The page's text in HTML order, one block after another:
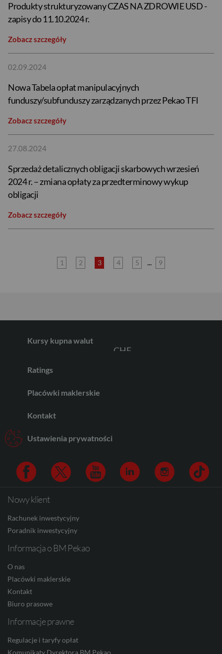
Produkty strukturyzowany CZAS NA ZDROWIE USD -
zapisy do 11.10.2024 r.
Zobacz szczegóły
02.09.2024
Nowa Tabela opłat manipulacyjnych
funduszy/subfunduszy zarządzanych przez Pekao TFI
Zobacz szczegóły
27.08.2024
Sprzedaż detalicznych obligacji skarbowych wrzesień
2024 r. – zmiana opłaty za przedterminowy wykup
obligacji
Zobacz szczegóły
1 2 3 4 5 ... 9
Kursy kupna walut
EUR
CAD
Ratings
Placówki maklerskie
Kontakt
Ustawienia prywatności
Facebook
Nowy klient
Rachunek inwestycyjny
Poradnik inwestycyjny
Informacja o BM Pekao
O nas
Placówki maklerskie
Kontakt
Biuro prasowe
Informacje prawne
Regulacje i taryfy opłat
Komunikaty Dyrektora BM Pekao